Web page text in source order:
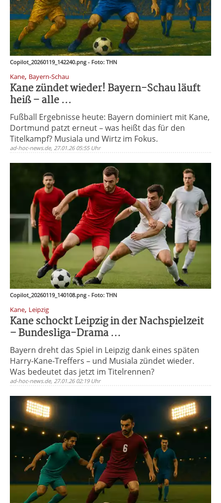
Copilot_20260119_142240.png - Foto: THN
Kane, Bayern-Schau
Kane zündet wieder! Bayern-Schau läuft
heiß – alle ...
Fußball Ergebnisse heute: Bayern dominiert mit Kane,
Dortmund patzt erneut – was heißt das für den
Titelkampf? Musiala und Wirtz im Fokus.
ad-hoc-news.de, 27.01.26 05:55 Uhr
Copilot_20260119_140108.png - Foto: THN
Kane, Leipzig
Kane schockt Leipzig in der Nachspielzeit
– Bundesliga-Drama ...
Bayern dreht das Spiel in Leipzig dank eines späten
Harry-Kane-Treffers – und Musiala zündet wieder.
Was bedeutet das jetzt im Titelrennen?
ad-hoc-news.de, 27.01.26 02:19 Uhr